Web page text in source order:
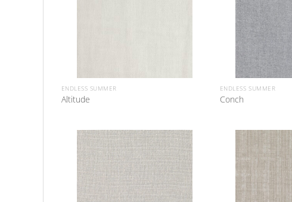
ENDLESS SUMMER
Altitude
ENDLESS SUMMER
Conch